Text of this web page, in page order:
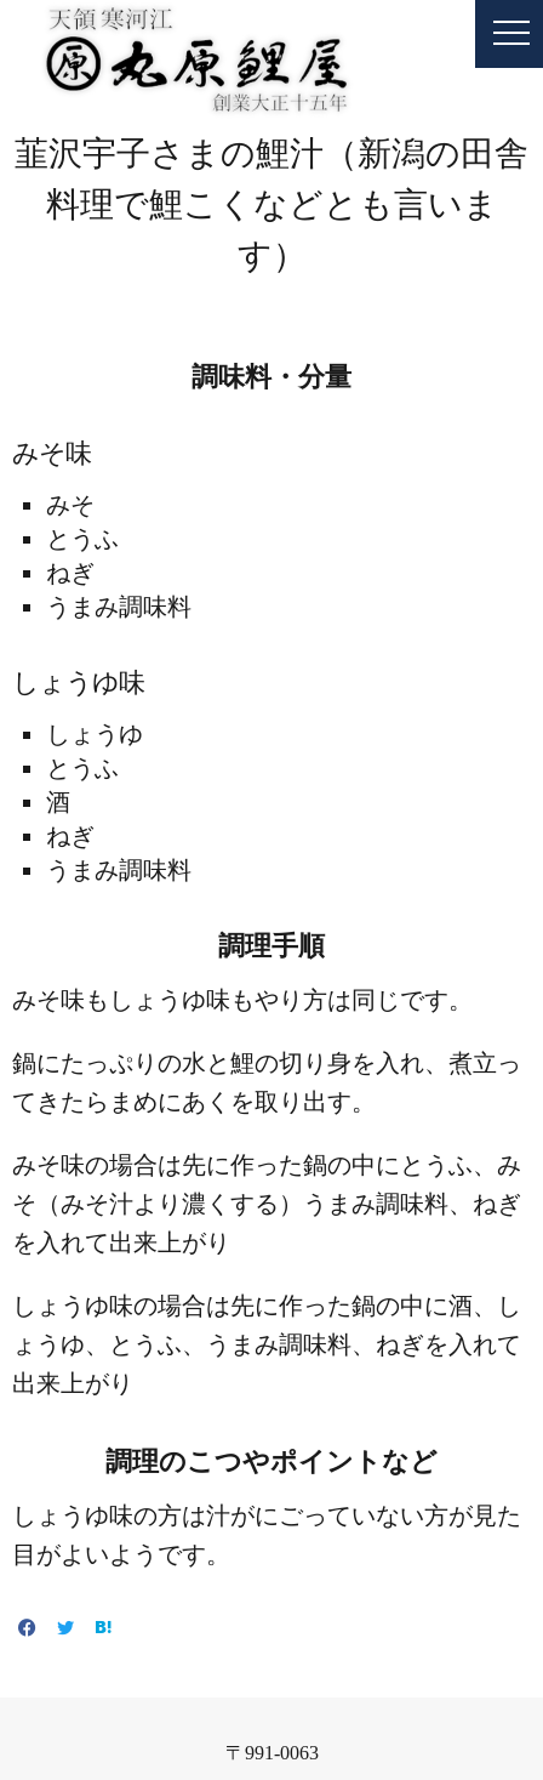
韮沢宇子さまの鯉汁（新潟の田舎
料理で鯉こくなどとも言いま
す）
調味料・分量
みそ味
みそ
とうふ
ねぎ
うまみ調味料
しょうゆ味
しょうゆ
とうふ
酒
ねぎ
うまみ調味料
調理手順
みそ味もしょうゆ味もやり方は同じです。
鍋にたっぷりの水と鯉の切り身を入れ、煮立っ
てきたらまめにあくを取り出す。
みそ味の場合は先に作った鍋の中にとうふ、み
そ（みそ汁より濃くする）うまみ調味料、ねぎ
を入れて出来上がり
しょうゆ味の場合は先に作った鍋の中に酒、し
ょうゆ、とうふ、うまみ調味料、ねぎを入れて
出来上がり
調理のこつやポイントなど
しょうゆ味の方は汁がにごっていない方が見た
目がよいようです。
〒991-0063